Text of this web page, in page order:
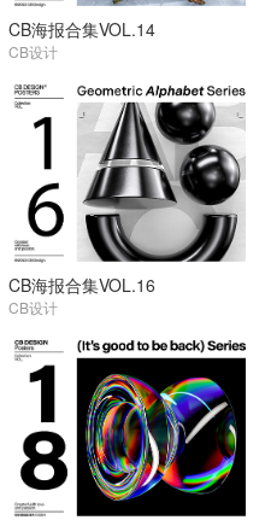
CB海报合集VOL.14
CB设计
CB海报合集VOL.16
CB设计